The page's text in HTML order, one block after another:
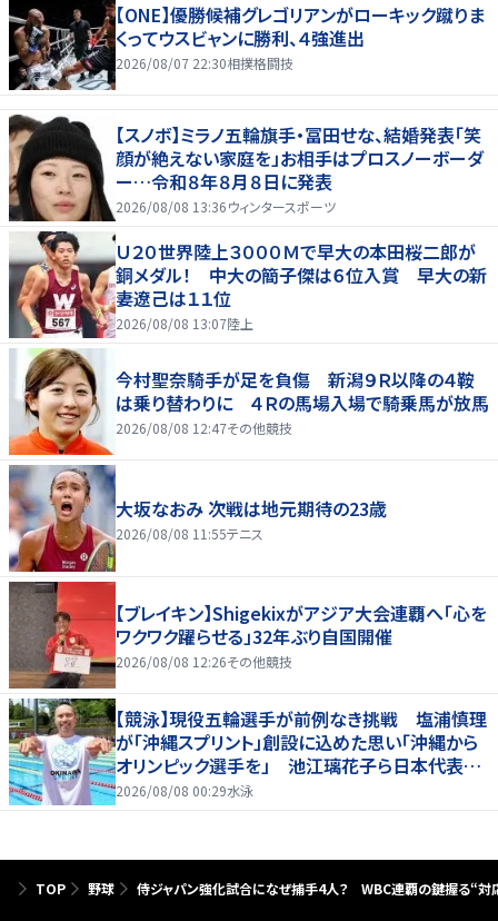
【ONE】優勝候補グレゴリアンがローキック蹴りま
くってウスビャンに勝利、４強進出
2026/08/07 22:30相撲格闘技
【スノボ】ミラノ五輪旗手・冨田せな、結婚発表「笑
顔が絶えない家庭を」お相手はプロスノーボーダ
ー…令和８年８月８日に発表
2026/08/08 13:36ウィンタースポーツ
Ｕ２０世界陸上３０００Ｍで早大の本田桜二郎が
銅メダル！ 中大の簡子傑は６位入賞 早大の新
妻遼己は１１位
2026/08/08 13:07陸上
今村聖奈騎手が足を負傷 新潟９Ｒ以降の４鞍
は乗り替わりに ４Ｒの馬場入場で騎乗馬が放馬
2026/08/08 12:47その他競技
大坂なおみ 次戦は地元期待の23歳
2026/08/08 11:55テニス
【ブレイキン】Shigekixがアジア大会連覇へ「心を
ワクワク躍らせる」32年ぶり自国開催
2026/08/08 12:26その他競技
【競泳】現役五輪選手が前例なき挑戦 塩浦慎理
が「沖縄スプリント」創設に込めた思い「沖縄から
オリンピック選手を」 池江璃花子ら日本代表も
参戦
2026/08/08 00:29水泳
TOP 野球 侍ジャパン強化試合になぜ捕手4人？ WBC連覇の鍵握る“